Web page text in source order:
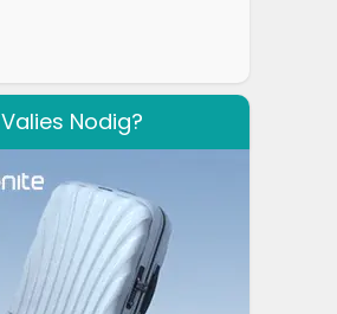
Valies Nodig?